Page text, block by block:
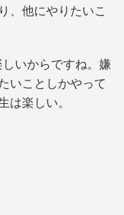
、他にやりたいこ
いからですね。嫌
いことしかやって
は楽しい。